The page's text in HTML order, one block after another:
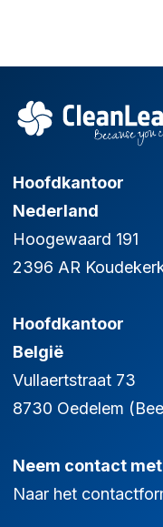
Hoofdkantoor
Nederland
Hoogewaard 191
2396 AR
Hoofdkantoor
België
Vullaertstraat 73
8730 Oedelem
Neem contact
Naar het